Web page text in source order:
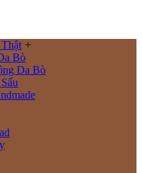
+
Bò
Da Bò